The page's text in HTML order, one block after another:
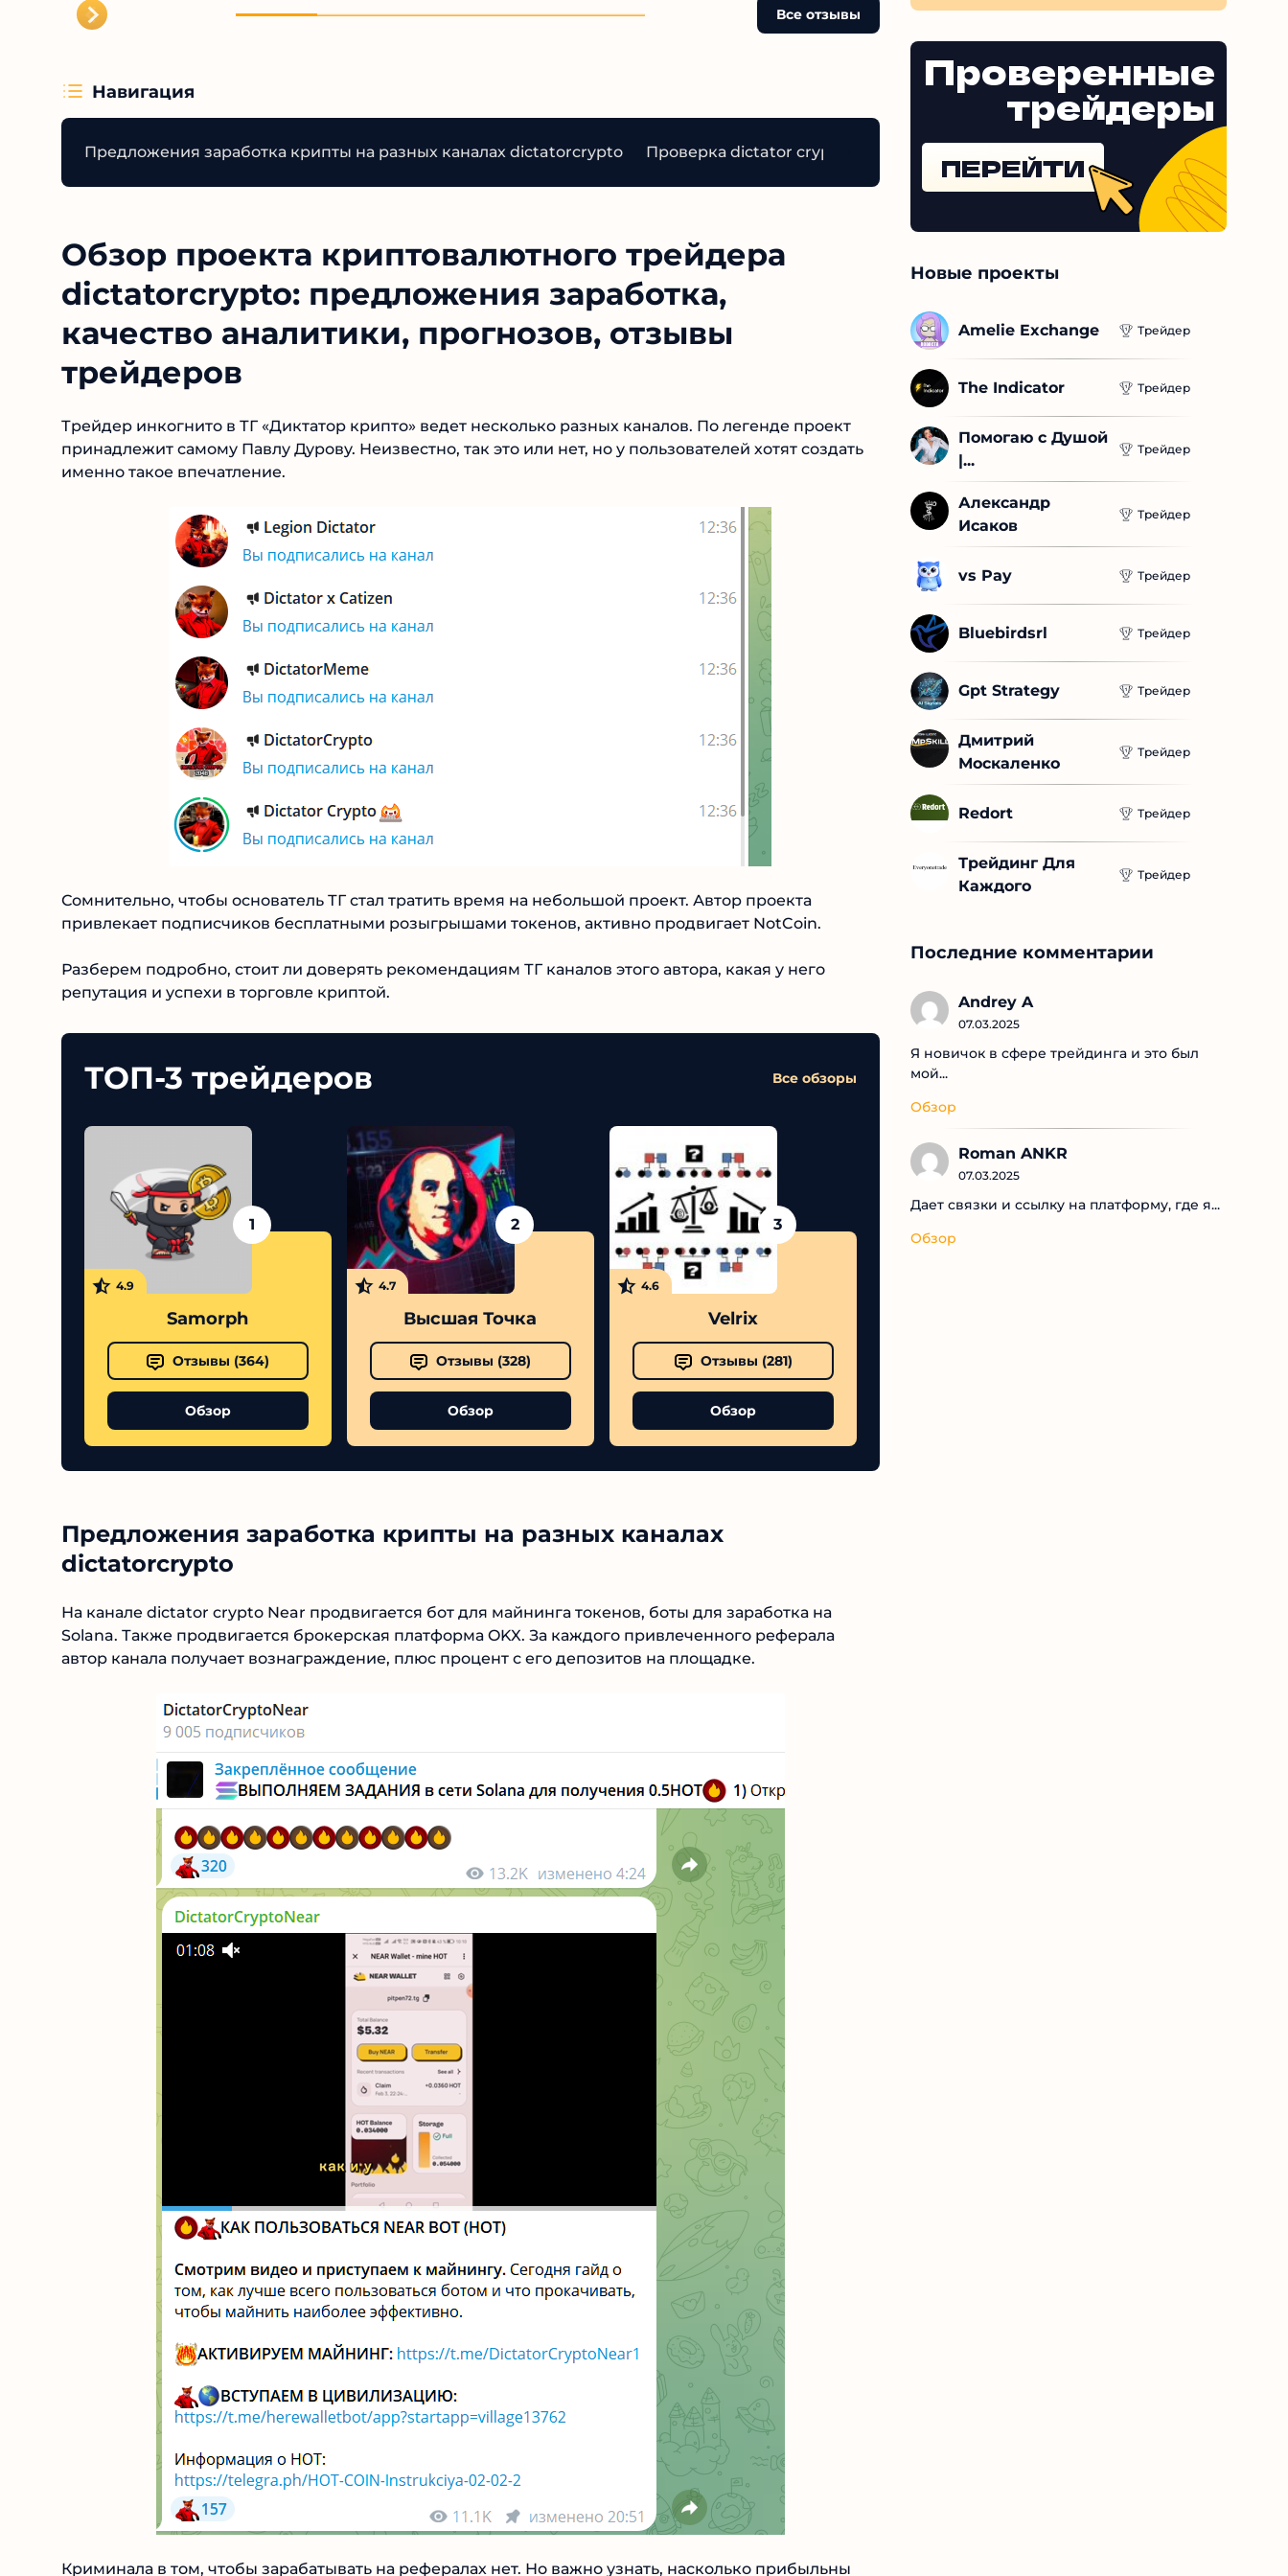
Все отзывы
Навигация
Предложения заработка крипты на разных каналах dictatorcrypto Проверка dictator crypto на накрутку трафика, покупку подписчиков
Обзор проекта криптовалютного трейдера
dictatorcrypto: предложения заработка,
качество аналитики, прогнозов, отзывы
трейдеров
Трейдер инкогнито в ТГ «Диктатор крипто» ведет несколько разных каналов. По легенде проект
принадлежит самому Павлу Дурову. Неизвестно, так это или нет, но у пользователей хотят создать
именно такое впечатление.
Сомнительно, чтобы основатель ТГ стал тратить время на небольшой проект. Автор проекта
привлекает подписчиков бесплатными розыгрышами токенов, активно продвигает NotCoin.
Разберем подробно, стоит ли доверять рекомендациям ТГ каналов этого автора, какая у него
репутация и успехи в торговле криптой.
ТОП-3 трейдеров Все обзоры
1
4.9
Samorph
Отзывы (364)
Обзор
2
4.7
Высшая Точка
Отзывы (328)
Обзор
3
4.6
Velrix
Отзывы (281)
Обзор
Предложения заработка крипты на разных каналах
dictatorcrypto
На канале dictator crypto Near продвигается бот для майнинга токенов, боты для заработка на
Solana. Также продвигается брокерская платформа OKX. За каждого привлеченного реферала
автор канала получает вознаграждение, плюс процент с его депозитов на площадке.
Криминала в том, чтобы зарабатывать на рефералах нет. Но важно узнать, насколько прибыльны
Проверенные
трейдеры
ПЕРЕЙТИ
Новые проекты
Amelie Exchange Трейдер
The Indicator Трейдер
Помогаю с Душой
|...
Трейдер
Александр
Исаков
Трейдер
vs Pay Трейдер
Bluebirdsrl Трейдер
Gpt Strategy Трейдер
Дмитрий
Москаленко
Трейдер
Redort Трейдер
Трейдинг Для
Каждого
Трейдер
Последние комментарии
Andrey A
07.03.2025
Я новичок в сфере трейдинга и это был
мой...
Обзор
Roman ANKR
07.03.2025
Дает связки и ссылку на платформу, где я...
Обзор